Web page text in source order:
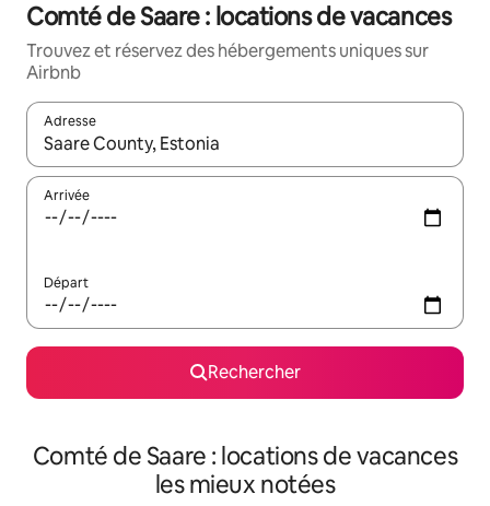
Comté de Saare : locations de vacances
Trouvez et réservez des hébergements uniques sur
Airbnb
Adresse
Lorsque les résultats s'affichent, utilisez les flèches vers le
Arrivée
Départ
Rechercher
Comté de Saare : locations de vacances
les mieux notées